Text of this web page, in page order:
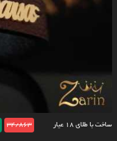
ساخت با طلای ۱۸ عیار 34/863